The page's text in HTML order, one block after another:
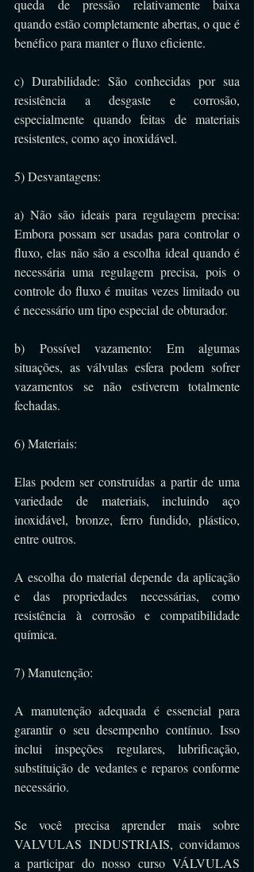
queda de pressão relativamente baixa
quando estão completamente abertas, o que é
benéfico para manter o fluxo eficiente.
c) Durabilidade: São conhecidas por sua
resistência a desgaste e corrosão,
especialmente quando feitas de materiais
resistentes, como aço inoxidável.
5) Desvantagens:
a) Não são ideais para regulagem precisa:
Embora possam ser usadas para controlar o
fluxo, elas não são a escolha ideal quando é
necessária uma regulagem precisa, pois o
controle do fluxo é muitas vezes limitado ou
é necessário um tipo especial de obturador.
b) Possível vazamento: Em algumas
situações, as válvulas esfera podem sofrer
vazamentos se não estiverem totalmente
fechadas.
6) Materiais:
Elas podem ser construídas a partir de uma
variedade de materiais, incluindo aço
inoxidável, bronze, ferro fundido, plástico,
entre outros.
A escolha do material depende da aplicação
e das propriedades necessárias, como
resistência à corrosão e compatibilidade
química.
7) Manutenção:
A manutenção adequada é essencial para
garantir o seu desempenho contínuo. Isso
inclui inspeções regulares, lubrificação,
substituição de vedantes e reparos conforme
necessário.
Se você precisa aprender mais sobre
VALVULAS INDUSTRIAIS, convidamos
a participar do nosso curso VÁLVULAS